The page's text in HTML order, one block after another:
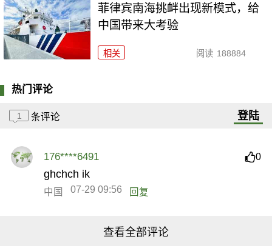
菲律宾南海挑衅出现新模式，给
中国带来大考验
相关 阅读 188884
热门评论
1 条评论 登陆
176****6491 0
ghchch ik
中国 07-29 09:56 回复
查看全部评论